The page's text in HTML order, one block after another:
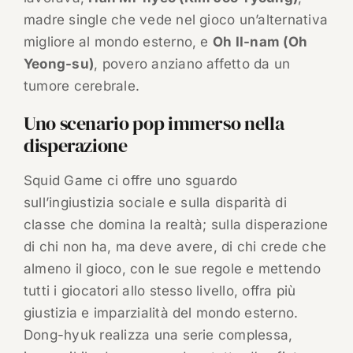
madre single che vede nel gioco un’alternativa
migliore al mondo esterno, e Oh II-nam (Oh
Yeong-su), povero anziano affetto da un
tumore cerebrale.
Uno scenario pop immerso nella
disperazione
Squid Game ci offre uno sguardo
sull’ingiustizia sociale e sulla disparità di
classe che domina la realtà; sulla disperazione
di chi non ha, ma deve avere, di chi crede che
almeno il gioco, con le sue regole e mettendo
tutti i giocatori allo stesso livello, offra più
giustizia e imparzialità del mondo esterno.
Dong-hyuk realizza una serie complessa,